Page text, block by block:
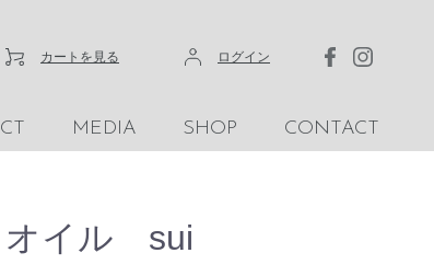
カートを見る ログイン
MEDIA SHOP CONTACT
オイル sui